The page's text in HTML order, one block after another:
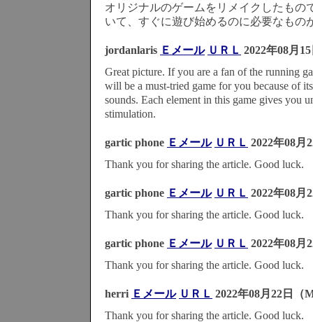
オリジナルのゲームをリメイクしたもの
いて、すぐに遊び始めるのに必要なもの
jordanlaris Ｅメール ＵＲＬ 2022年08月
Great picture. If you are a fan of the running
will be a must-tried game for you because of
sounds. Each element in this game gives you
stimulation.
gartic phone Ｅメール ＵＲＬ 2022年08月
Thank you for sharing the article. Good luck.
gartic phone Ｅメール ＵＲＬ 2022年08月
Thank you for sharing the article. Good luck.
gartic phone Ｅメール ＵＲＬ 2022年08月
Thank you for sharing the article. Good luck.
herri Ｅメール ＵＲＬ 2022年08月22日（
Thank you for sharing the article. Good luck.